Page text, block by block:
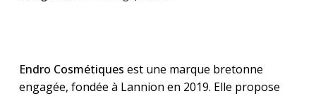
Endro Cosmétiques est une marque bretonne
engagée, fondée à Lannion en 2019. Elle propose